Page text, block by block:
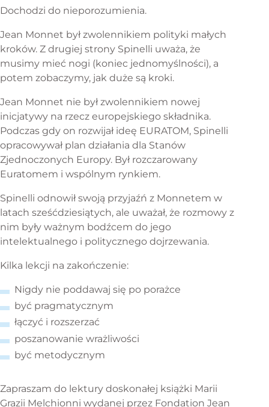
Dochodzi do nieporozumienia.
Jean Monnet był zwolennikiem polityki małych
kroków. Z drugiej strony Spinelli uważa, że
musimy mieć nogi (koniec jednomyślności), a
potem zobaczymy, jak duże są kroki.
Jean Monnet nie był zwolennikiem nowej
inicjatywy na rzecz europejskiego składnika.
Podczas gdy on rozwijał ideę EURATOM, Spinelli
opracowywał plan działania dla Stanów
Zjednoczonych Europy. Był rozczarowany
Euratomem i wspólnym rynkiem.
Spinelli odnowił swoją przyjaźń z Monnetem w
latach sześćdziesiątych, ale uważał, że rozmowy z
nim były ważnym bodźcem do jego
intelektualnego i politycznego dojrzewania.
Kilka lekcji na zakończenie:
Nigdy nie poddawaj się po porażce
być pragmatycznym
łączyć i rozszerzać
poszanowanie wrażliwości
być metodycznym
Zapraszam do lektury doskonałej książki Marii
Grazii Melchionni wydanej przez Fondation Jean